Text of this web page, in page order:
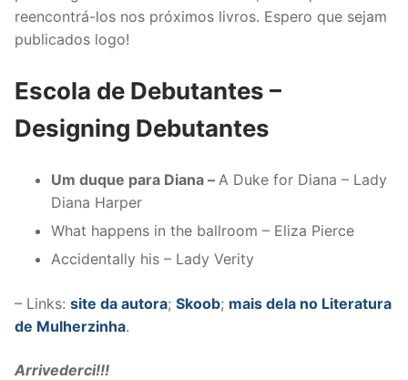
reencontrá-los nos próximos livros. Espero que sejam
publicados logo!
Escola de Debutantes –
Designing Debutantes
Um duque para Diana – A Duke for Diana – Lady
Diana Harper
What happens in the ballroom – Eliza Pierce
Accidentally his – Lady Verity
– Links: site da autora; Skoob; mais dela no Literatura
de Mulherzinha.
Arrivederci!!!